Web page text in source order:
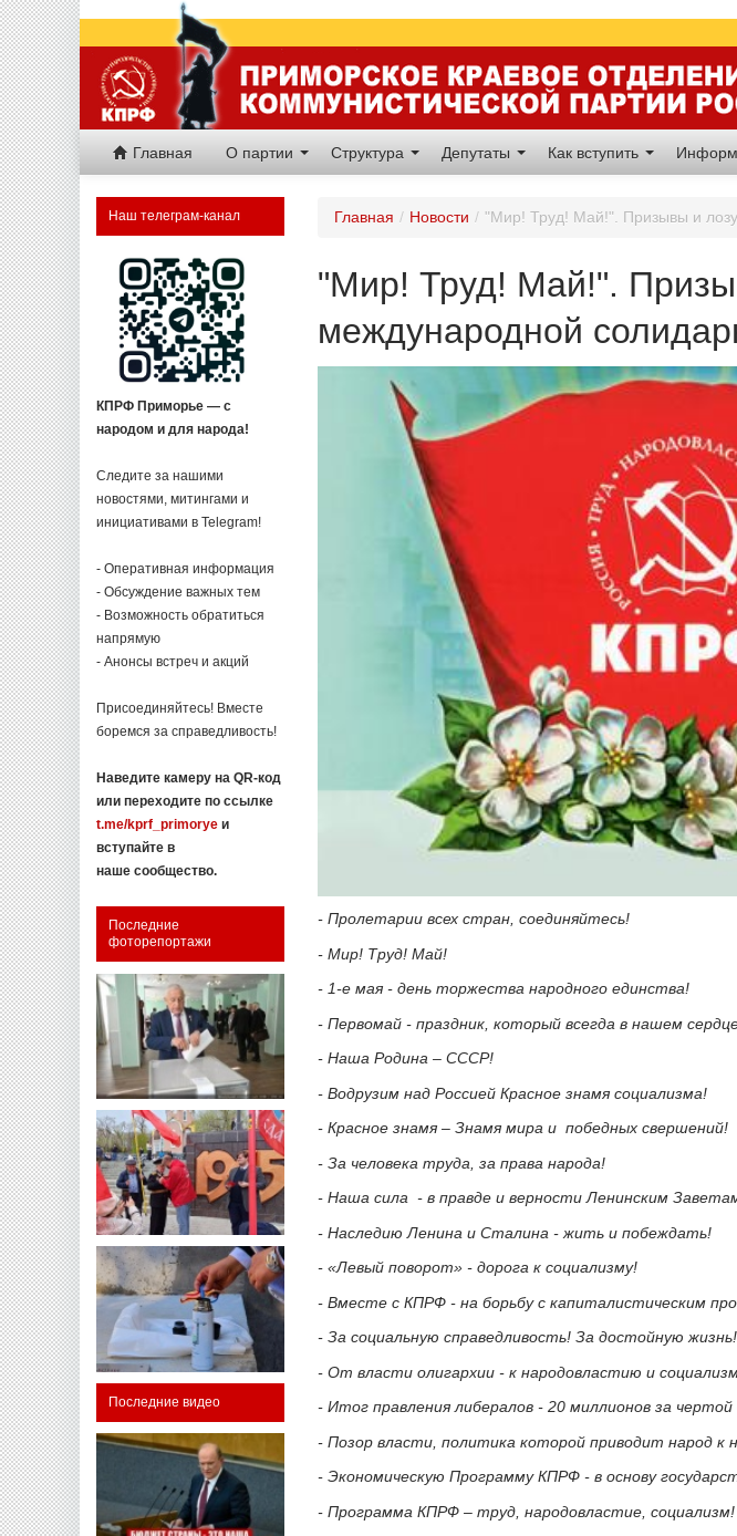
Главная О партии Структура Депутаты Как вступить
Наш телеграм-канал
КПРФ Приморье — с
народом и для народа!
Следите за нашими
новостями, митингами и
инициативами в Telegram!
- Оперативная информация
- Обсуждение важных тем
- Возможность обратиться
напрямую
- Анонсы встреч и акций
Присоединяйтесь! Вместе
боремся за справедливость!
Наведите камеру на QR-код
или переходите по ссылке
t.me/kprf_primorye и
вступайте в
наше сообщество.
Последние
фоторепортажи
Последние видео
Главная / Новости / "Мир! Труд! Май!". Призывы и
"Мир! Труд! Май!".
международной
- Пролетарии всех стран, соединяйтесь!
- Мир! Труд! Май!
- 1-е мая - день торжества народного единства!
- Первомай - праздник, который всегда в нашем
- Наша Родина – СССР!
- Водрузим над Россией Красное знамя социализма!
- Красное знамя – Знамя мира и победных свершений!
- За человека труда, за права народа!
- Наша сила - в правде и верности Ленинским
- Наследию Ленина и Сталина - жить и побеждать!
- «Левый поворот» - дорога к социализму!
- Вместе с КПРФ - на борьбу с капиталистическим
- За социальную справедливость! За достойную жизнь!
- От власти олигархии - к народовластию и
- Итог правления либералов - 20 миллионов за
- Позор власти, политика которой приводит народ к
- Экономическую Программу КПРФ - в основу
- Программа КПРФ – труд, народовластие, социализм!